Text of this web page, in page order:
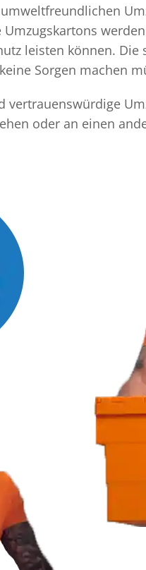
leisten können.
Sorgen machen
vertrauenswürdige
oder an einen